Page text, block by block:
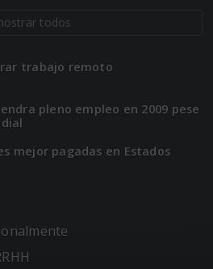
todos
trabajo remoto
pleno empleo en 2009 pese
mejor pagadas en Estados